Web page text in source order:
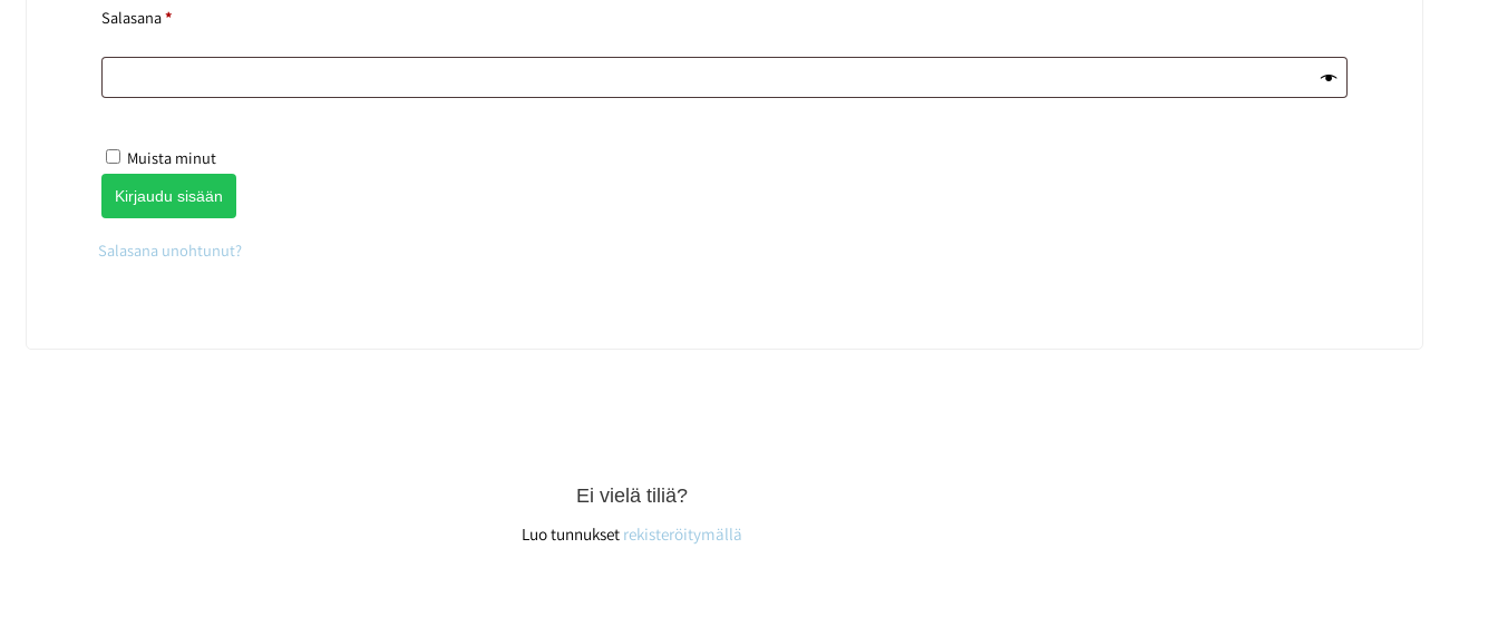
Salasana*
Muista minut
Kirjaudu sisään
Salasana unohtunut?
Ei vielä tiliä?
Luo tunnukset rekisteröitymällä